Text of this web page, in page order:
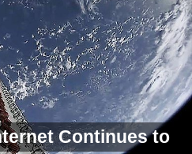
Continues to